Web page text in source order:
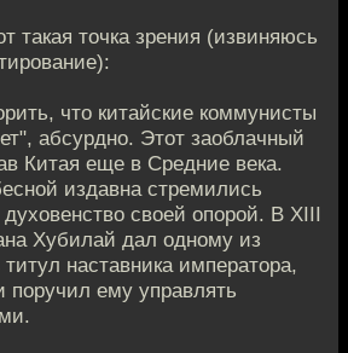
такая точка зрения (извиняюсь
что китайские коммунисты
абсурдно. Этот заоблачный
Китая еще в Средние века.
издавна стремились
духовенство своей опорой. В XIII
Хубилай дал одному из
наставника императора,
ему управлять